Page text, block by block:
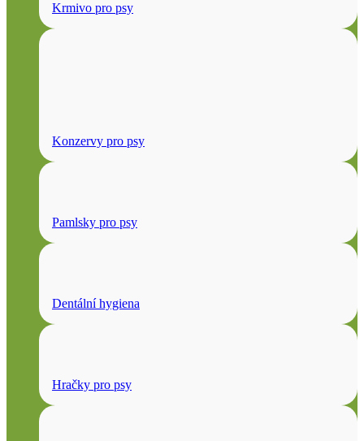
Krmivo pro psy
Konzervy pro psy
Pamlsky pro psy
Dentální hygiena
Hračky pro psy